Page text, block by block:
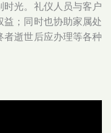
光。礼仪人员与客户
；同时也协助家属处
逝世后应办理等各种